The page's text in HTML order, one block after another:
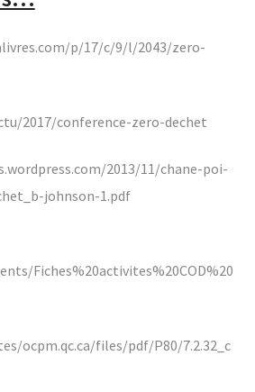
p/17/c/9/l/2043/zero-
2017/conference-zero-dechet
2013/11/chane-poi-
johnson-1.pdf
Fiches%20activites%20COD%20
ocpm.qc.ca/files/pdf/P80/7.2.32_c